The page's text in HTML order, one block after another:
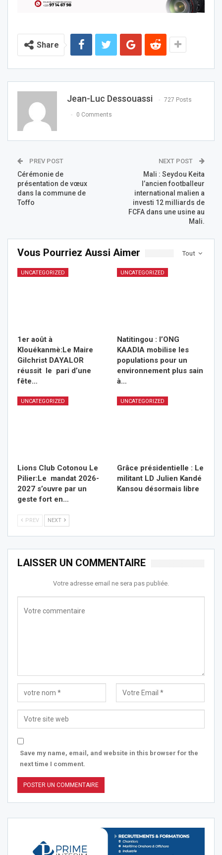
Share
Jean-Luc Dessouassi 727 Posts
0 Comments
PREV POST
Cérémonie de
présentation de vœux
dans la commune de
Toffo
NEXT POST
Mali : Seydou Keita
l’ancien footballeur
international malien a
investi 12 milliards de
FCFA dans une usine au
Mali.
Tout
Vous Pourriez Aussi Aimer
UNCATEGORIZED
1er août à
Klouékanmè:Le Maire
Gilchrist DAYALOR
réussit le pari d’une
fête…
UNCATEGORIZED
Natitingou : l’ONG
KAADIA mobilise les
populations pour un
environnement plus sain
à…
UNCATEGORIZED
Lions Club Cotonou Le
Pilier:Le mandat 2026-
2027 s’ouvre par un
geste fort en…
UNCATEGORIZED
Grâce présidentielle : Le
militant LD Julien Kandé
Kansou désormais libre
PREV NEXT
LAISSER UN COMMENTAIRE
Votre adresse email ne sera pas publiée.
Save my name, email, and website in this browser for the
next time I comment.